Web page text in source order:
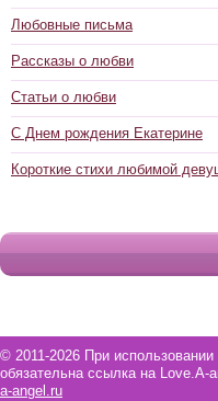
Любовные письма
Рассказы о любви
Статьи о любви
С Днем рождения Екатерине
Короткие стихи любимой
© 2011-2026 При
обязательна ссылка на Love.A-
a-angel.ru